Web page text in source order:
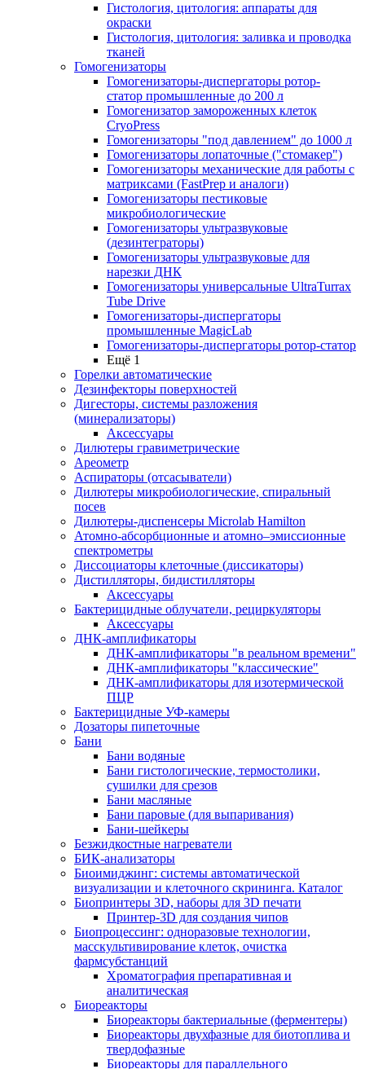
Гистология, цитология: аппараты для
окраски
Гистология, цитология: заливка и проводка
тканей
Гомогенизаторы
Гомогенизаторы-диспергаторы ротор-
статор промышленные до 200 л
Гомогенизатор замороженных клеток
CryoPress
Гомогенизаторы "под давлением" до 1000 л
Гомогенизаторы лопаточные ("стомакер")
Гомогенизаторы механические для работы с
матриксами (FastPrep и аналоги)
Гомогенизаторы пестиковые
микробиологические
Гомогенизаторы ультразвуковые
(дезинтеграторы)
Гомогенизаторы ультразвуковые для
нарезки ДНК
Гомогенизаторы универсальные UltraTurrax
Tube Drive
Гомогенизаторы-диспергаторы
промышленные MagicLab
Гомогенизаторы-диспергаторы ротор-статор
Ещё 1
Горелки автоматические
Дезинфекторы поверхностей
Дигесторы, системы разложения
(минерализаторы)
Аксессуары
Дилютеры гравиметрические
Ареометр
Аспираторы (отсасыватели)
Дилютеры микробиологические, спиральный
посев
Дилютеры-диспенсеры Microlab Hamilton
Атомно-абсорбционные и атомно–эмиссионные
спектрометры
Диссоциаторы клеточные (диссикаторы)
Дистилляторы, бидистилляторы
Аксессуары
Бактерицидные облучатели, рециркуляторы
Аксессуары
ДНК-амплификаторы
ДНК-амплификаторы "в реальном времени"
ДНК-амплификаторы "классические"
ДНК-амплификаторы для изотермической
ПЦР
Бактерицидные УФ-камеры
Дозаторы пипеточные
Бани
Бани водяные
Бани гистологические, термостолики,
сушилки для срезов
Бани масляные
Бани паровые (для выпаривания)
Бани-шейкеры
Безжидкостные нагреватели
БИК-анализаторы
Биоимиджинг: системы автоматической
визуализации и клеточного скрининга. Каталог
Биопринтеры 3D, наборы для 3D печати
Принтер-3D для создания чипов
Биопроцессинг: одноразовые технологии,
масскультивирование клеток, очистка
фармсубстанций
Хроматография препаративная и
аналитическая
Биореакторы
Биореакторы бактериальные (ферментеры)
Биореакторы двухфазные для биотоплива и
твердофазные
Биореакторы для параллельного